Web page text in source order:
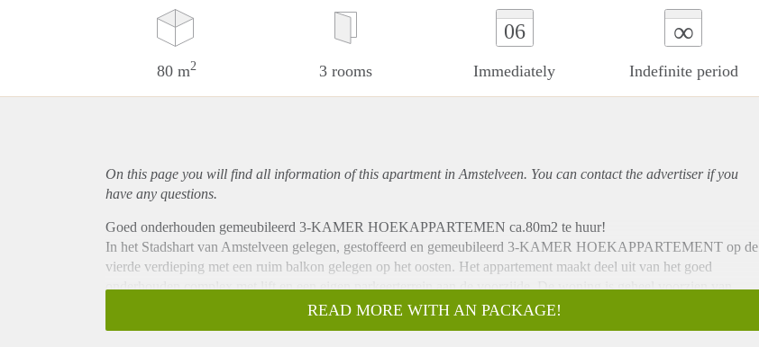
80 m2 3 rooms
06
Immediately
∞
Indefinite period
On this page you will find all information of this apartmentin Amstelveen. You can contact the advertiser if you
have any questions.
Goed onderhouden gemeubileerd 3-KAMER HOEKAPPARTEMEN ca.80m2 te huur!
In het Stadshart van Amstelveen gelegen, gestoffeerd en gemeubileerd 3-KAMER HOEKAPPARTEMENT op de
vierde verdieping met een ruim balkon gelegen op het oosten. Het appartement maakt deel uit van het goed
onderhouden complex met lift en een eigen parkeerterrein aan de voorzijde. De woning is geheel voorzien van
dubbele beglazing in kunststof kozijnen.
Het Stadshart kenmerkt zich door een grote diversiteit aan winkels (waaronder een grote Albert Heijn, Bijenkorf,
READ MORE WITH AN PACKAGE!